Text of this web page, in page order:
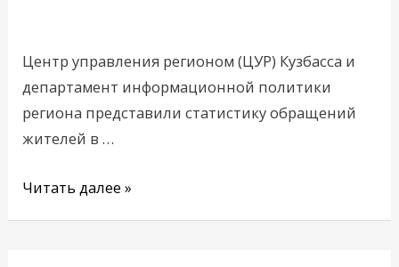
Центр управления регионом (ЦУР) Кузбасса и
департамент информационной политики
региона представили статистику обращений
жителей в …
Читать далее »